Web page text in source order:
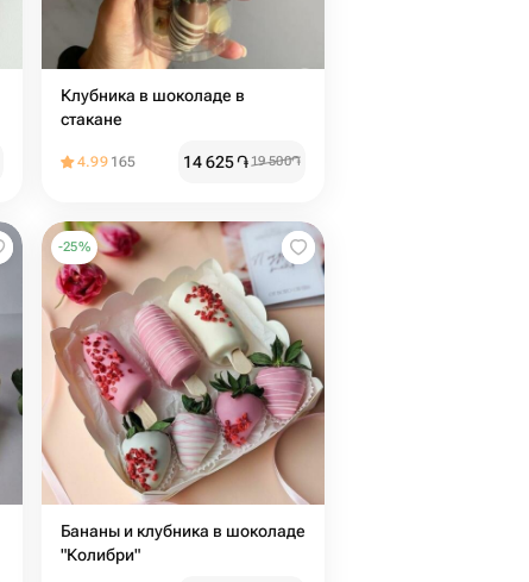
Клубника в шоколаде в
стакане
4.99 165 14 625֏19 500֏
-25%
Бананы и клубника в шоколаде
"Колибри"